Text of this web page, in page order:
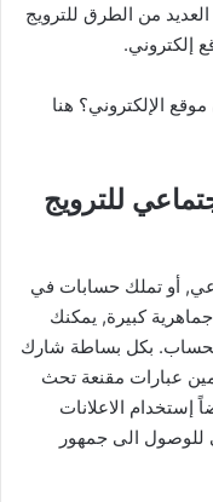
من الطرق للترويج
إلكتروني.
الإلكتروني؟ هنا
للترويج
أو تملك حسابات في
كبيرة, يمكنك
الحساب. بكل بساطة شارك
عبارات مقنعة تحث
إستخدام الاعلانات
للوصول الى جمهور